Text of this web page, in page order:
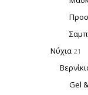
Νύχια 21
Gel